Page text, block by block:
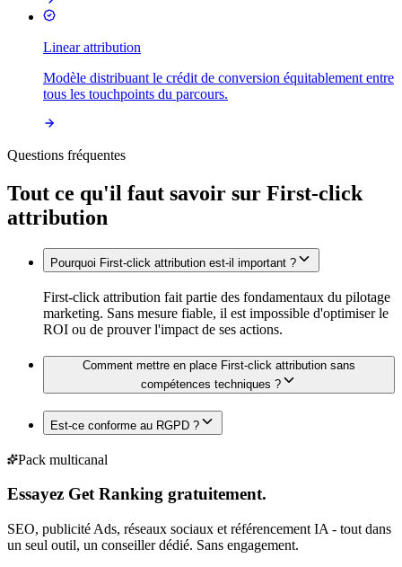
Linear attribution
Modèle distribuant le crédit de conversion équitablement entre
tous les touchpoints du parcours.
Questions fréquentes
Tout ce qu'il faut savoir sur First-click
attribution
Pourquoi First-click attribution est-il important ?
First-click attribution fait partie des fondamentaux du pilotage
marketing. Sans mesure fiable, il est impossible d'optimiser le
ROI ou de prouver l'impact de ses actions.
Comment mettre en place First-click attribution sans
compétences techniques ?
Est-ce conforme au RGPD ?
Pack multicanal
Essayez Get Ranking gratuitement.
SEO, publicité Ads, réseaux sociaux et référencement IA - tout dans
un seul outil, un conseiller dédié. Sans engagement.